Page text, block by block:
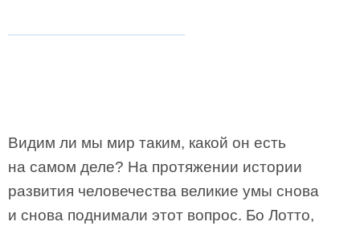
Видим ли мы мир таким, какой он есть
на самом деле? На протяжении истории
развития человечества великие умы снова
и снова поднимали этот вопрос. Бо Лотто,